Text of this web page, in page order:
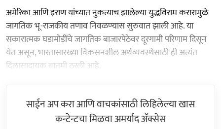
अमेरिका आणि इराण यांच्यात नुकत्याच झालेल्या युद्धविराम करारामुळे
जागतिक भू-राजकीय तणाव निवळण्यास सुरुवात झाली आहे. या
सकारात्मक घडामोडींचे जागतिक बाजारपेठेवर दूरगामी परिणाम दिसून
येत असून, भारतासारख्या विकसनशील अर्थव्यवस्थेसाठी ही अत्यंत
दिलासादायक बातमी ठरली आहे.
साईन अप करा आणि वाचकांसाठी लिहिलेल्या खास
कन्टेन्टचा मिळवा अमर्याद ॲक्सेस